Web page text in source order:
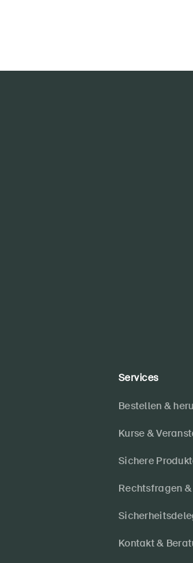
Services
Bestellen &
Kurse &
Sichere
Rechtsfragen
Kontakt &